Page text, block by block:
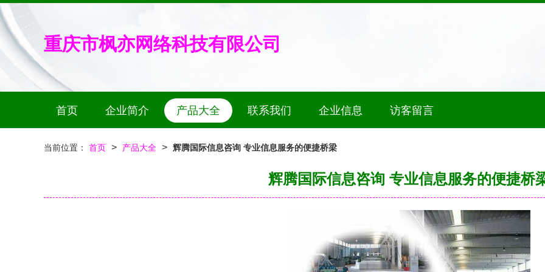
重庆市枫亦网络科技有限公司
首页 企业简介 产品大全 联系我们 企业信息 访客留言
当前位置： 首页 > 产品大全 > 辉腾国际信息咨询 专业信息服务的便捷桥梁
辉腾国际信息咨询 专业信息服务的便捷桥